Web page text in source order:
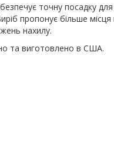
точну посадку
пропонує більше місця
нахилу.
та виготовлено в США.